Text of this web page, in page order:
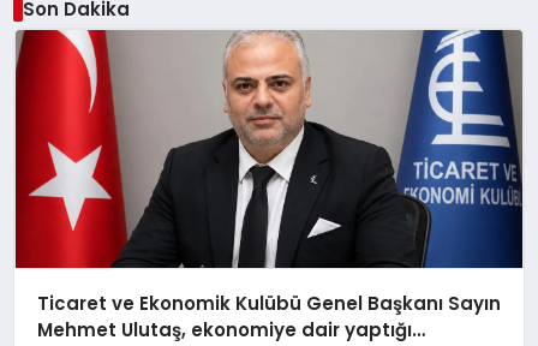
Son Dakika
Ticaret ve Ekonomik Kulübü Genel Başkanı Sayın
Mehmet Ulutaş, ekonomiye dair yaptığı